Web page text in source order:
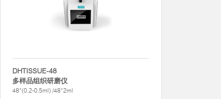
DHTISSUE-48
多样品组织研磨仪
48*(0.2-0.5ml) /48*2ml